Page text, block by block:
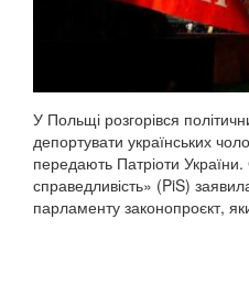
У Польщі розгорівся
депортувати українських
передають Патріоти
справедливість» (PiS)
парламенту законопроєкт,